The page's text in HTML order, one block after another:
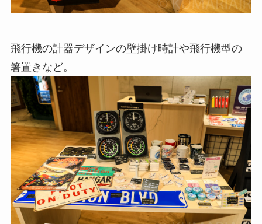
飛行機の計器デザインの壁掛け時計や飛行機型の
箸置きなど。